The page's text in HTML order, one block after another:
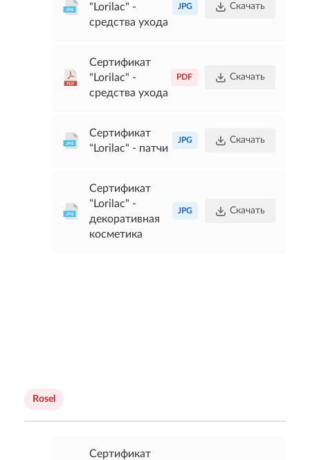
"Lorilac" -
средства ухода
JPG Скачать
Сертификат
"Lorilac" -
средства ухода
PDF Скачать
Сертификат
"Lorilac" - патчи
JPG Скачать
Сертификат
"Lorilac" -
декоративная
косметика
JPG Скачать
Rosel
Сертификат